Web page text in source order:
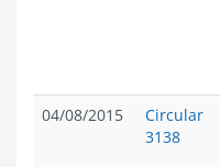
04/08/2015
Circular
3138